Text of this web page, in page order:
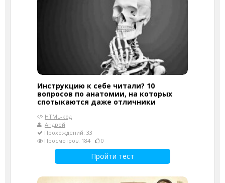
Инструкцию к себе читали? 10
вопросов по анатомии, на которых
спотыкаются даже отличники
HTML-код
Андрей
Прохождений: 33
Просмотров: 184
0
Пройти тест